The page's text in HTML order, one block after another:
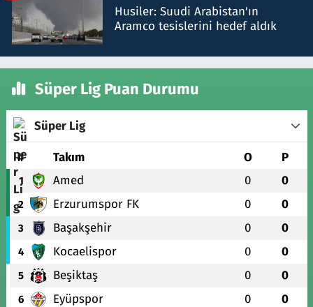
Husiler: Suudi Arabistan'ın
Aramco tesislerini hedef aldık
Süper Lig Puan Durumu
Süper Lig
# Takım O P
1 Amed 0 0
2 Erzurumspor FK 0 0
3 Başakşehir 0 0
4 Kocaelispor 0 0
5 Beşiktaş 0 0
6 Eyüpspor 0 0